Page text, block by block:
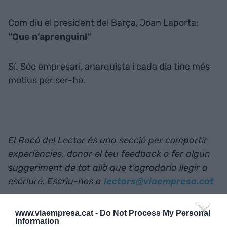
www.viaempresa.cat - Do Not Process My Personal
Information
Com diu el president del Barça, Joan Laporta:
“Que n’aprenguin!”
Sí. Sóc empresari, anarquista i cada dia tinc més
motius per ser-ho.
El Racó del Lector és una secció per compartir
experiències, donar el teu feedback o fer algun
suggeriment de tot allò que t’agradaria llegir o
escriure. Escriu-nos a lectors@viaempresa.cat
AfegirVIA Empresa com a font preferida de
Google de forma gratuïta